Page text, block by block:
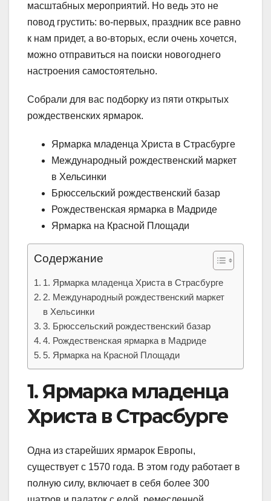
масштабных мероприятий. Но ведь это не
повод грустить: во-первых, праздник все равно
к нам придет, а во-вторых, если очень хочется,
можно отправиться на поиски новогоднего
настроения самостоятельно.
Собрали для вас подборку из пяти открытых
рождественских ярмарок.
Ярмарка младенца Христа в Страсбурге
Международный рождественский маркет
в Хельсинки
Брюссельский рождественский базар
Рождественская ярмарка в Мадриде
Ярмарка на Красной Площади
Содержание
1. Ярмарка младенца Христа в Страсбурге
2. Международный рождественский маркет
в Хельсинки
3. Брюссельский рождественский базар
4. Рождественская ярмарка в Мадриде
5. Ярмарка на Красной Площади
1. Ярмарка младенца
Христа в Страсбурге
Одна из старейших ярмарок Европы,
существует с 1570 года. В этом году работает в
полную силу, включает в себя более 300